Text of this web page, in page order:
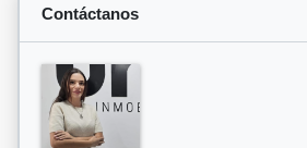
Contáctanos